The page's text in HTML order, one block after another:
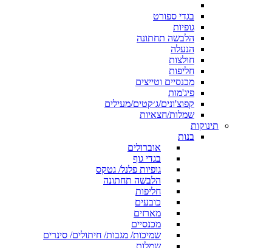
בגדי ספורט
גופיות
הלבשה תחתונה
הנעלה
חולצות
חליפות
מכנסיים וטייצים
פיג'מות
קפוצ'ונים/ג׳קטים/מעילים
שמלות/חצאיות
תינוקות
בנות
אוברולים
בגדי גוף
גופיות פלנל/ גטקס
הלבשה תחתונה
חליפות
כובעים
מארזים
מכנסיים
שמיכות/ מגבות/ חיתולים/ סינרים
שמלות